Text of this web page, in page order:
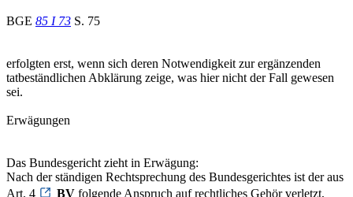
BGE 85 I 73 S. 75
erfolgten erst, wenn sich deren Notwendigkeit zur ergänzenden
tatbeständlichen Abklärung zeige, was hier nicht der Fall gewesen
sei.
Erwägungen
Das Bundesgericht zieht in Erwägung:
Nach der ständigen Rechtsprechung des Bundesgerichtes ist der aus
Art. 4
BV folgende Anspruch auf rechtliches Gehör verletzt,